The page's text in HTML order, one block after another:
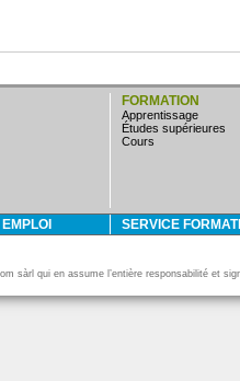
FORMATION
apprentissage
études supérieures
cours
EMPLOI SERVICE
sàrl qui en assume l’entière responsabilité et